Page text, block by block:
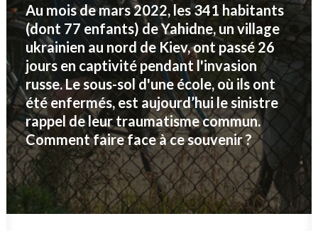
Au mois de mars 2022, les 341 habitants
(dont 77 enfants) de Yahidne, un village
ukrainien au nord de Kiev, ont passé 26
jours en captivité pendant l'invasion
russe. Le sous-sol d'une école, où ils ont
été enfermés, est aujourd’hui le sinistre
rappel de leur traumatisme commun.
Comment faire face à ce souvenir ?